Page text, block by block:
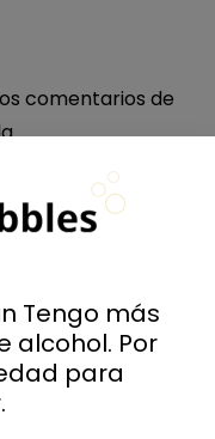
comentarios de
para filtrar
Tengo más
alcohol. Por
para